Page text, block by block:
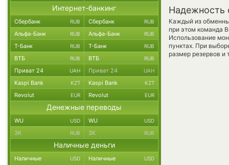
Надежность
Каждый из
при этом команда
Использование
пунктах. При
размер резервов и
Интернет-банкинг
Сбербанк RUB Сбербанк RUB
Альфа-Банк RUB Альфа-Банк RUB
Т-Банк RUB Т-Банк RUB
ВТБ RUB ВТБ RUB
Приват 24 UAH Приват 24 UAH
Kaspi Bank KZT Kaspi Bank KZT
Revolut EUR Revolut EUR
Денежные переводы
WU USD WU USD
ЗК RUB ЗК RUB
Наличные деньги
Наличные USD Наличные USD